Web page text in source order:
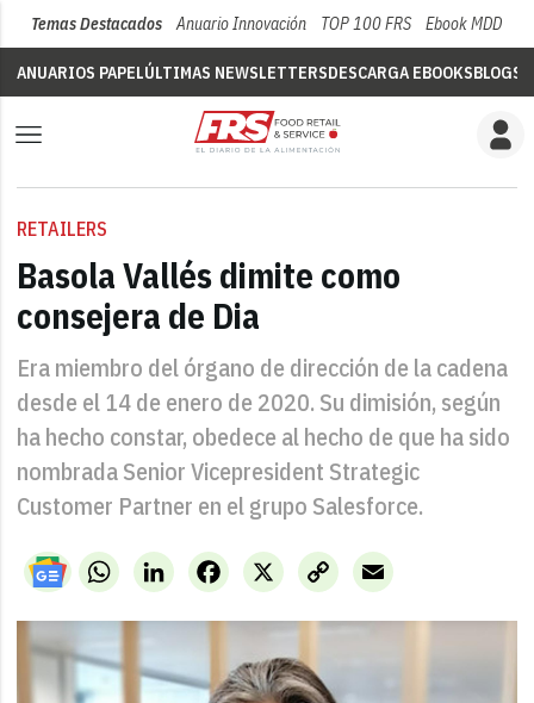
Temas Destacados Anuario Innovación TOP 100 FRS Ebook MDD
ANUARIOS PAPELÚLTIMAS NEWSLETTERSDESCARGA EBOOKSBLOGS
RETAILERS
Basola Vallés dimite como
consejera de Dia
Era miembro del órgano de dirección de la cadena
desde el 14 de enero de 2020. Su dimisión, según
ha hecho constar, obedece al hecho de que ha sido
nombrada Senior Vicepresident Strategic
Customer Partner en el grupo Salesforce.
WhatsAppLinkedIn X
Facebook
Copy
Link
Email